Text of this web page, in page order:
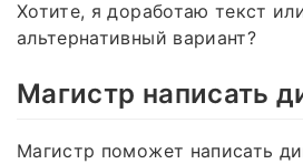
Хотите, я доработаю текст
альтернативный вариант?
Магистр написать
Магистр поможет написать